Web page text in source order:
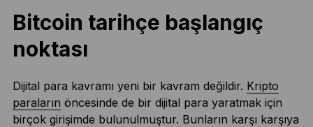
Bitcoin tarihçe başlangıç
noktası
Dijital para kavramı yeni bir kavram değildir. Kripto
paraların öncesinde de bir dijital para yaratmak için
birçok girişimde bulunulmuştur. Bunların karşı karşıya